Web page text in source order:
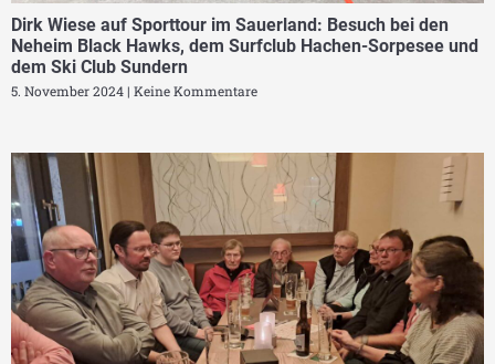
Dirk Wiese auf Sporttour im Sauerland: Besuch bei den
Neheim Black Hawks, dem Surfclub Hachen-Sorpesee und
dem Ski Club Sundern
5. November 2024 Keine Kommentare